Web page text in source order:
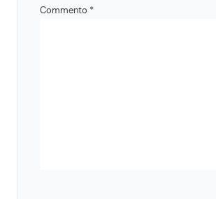
Commento *